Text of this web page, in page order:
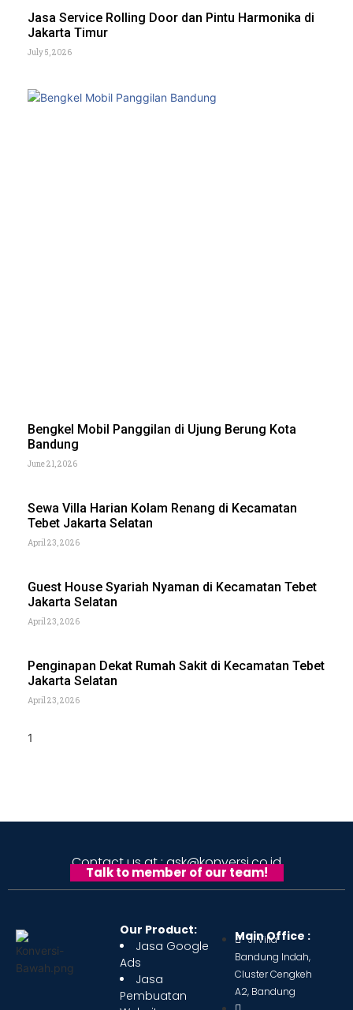
Jasa Service Rolling Door dan Pintu Harmonika di
Jakarta Timur
July 5, 2026
Bengkel Mobil Panggilan di Ujung Berung Kota
Bandung
June 21, 2026
Sewa Villa Harian Kolam Renang di Kecamatan
Tebet Jakarta Selatan
April 23, 2026
Guest House Syariah Nyaman di Kecamatan Tebet
Jakarta Selatan
April 23, 2026
Penginapan Dekat Rumah Sakit di Kecamatan Tebet
Jakarta Selatan
April 23, 2026
Contact us at : ask@konversi.co.id
Talk to member of our team!
Our Product:
Jasa Google
Ads
Jasa
Pembuatan
Main Office :
Jl Villa
Bandung Indah,
Cluster Cengkeh
A2, Bandung